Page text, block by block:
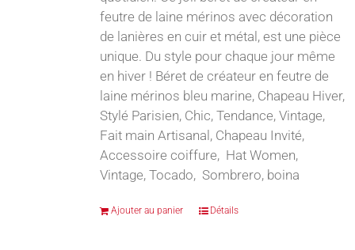
feutre de laine mérinos avec décoration
de lanières en cuir et métal, est une pièce
unique. Du style pour chaque jour même
en hiver ! Béret de créateur en feutre de
laine mérinos bleu marine, Chapeau Hiver,
Stylé Parisien, Chic, Tendance, Vintage,
Fait main Artisanal, Chapeau Invité,
Accessoire coiffure, Hat Women,
Vintage, Tocado, Sombrero, boina
Ajouter au panier Détails